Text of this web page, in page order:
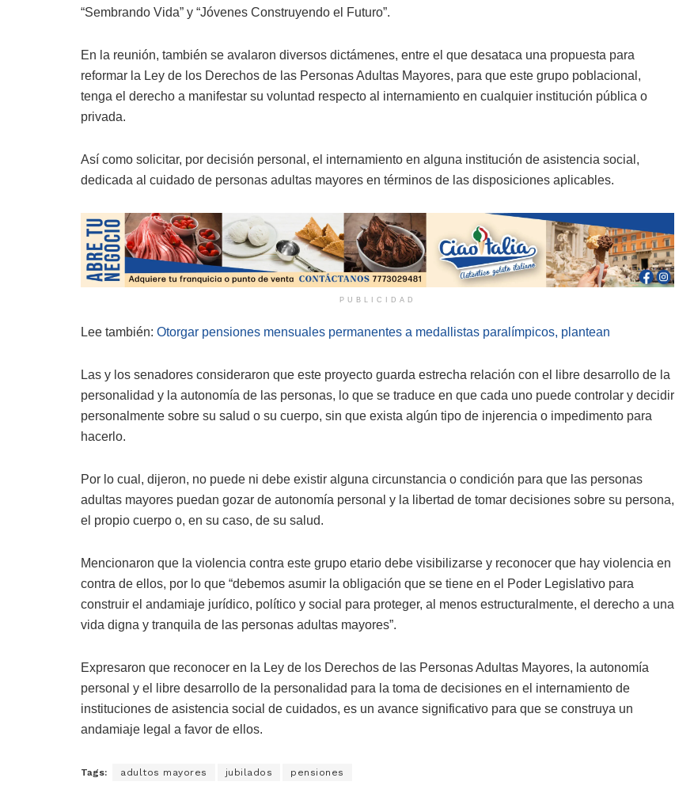
“Sembrando Vida” y “Jóvenes Construyendo el Futuro”.
En la reunión, también se avalaron diversos dictámenes, entre el que desataca una propuesta para
reformar la Ley de los Derechos de las Personas Adultas Mayores, para que este grupo poblacional,
tenga el derecho a manifestar su voluntad respecto al internamiento en cualquier institución pública o
privada.
Así como solicitar, por decisión personal, el internamiento en alguna institución de asistencia social,
dedicada al cuidado de personas adultas mayores en términos de las disposiciones aplicables.
PUBLICIDAD
Lee también: Otorgar pensiones mensuales permanentes a medallistas paralímpicos, plantean
Las y los senadores consideraron que este proyecto guarda estrecha relación con el libre desarrollo de la
personalidad y la autonomía de las personas, lo que se traduce en que cada uno puede controlar y decidir
personalmente sobre su salud o su cuerpo, sin que exista algún tipo de injerencia o impedimento para
hacerlo.
Por lo cual, dijeron, no puede ni debe existir alguna circunstancia o condición para que las personas
adultas mayores puedan gozar de autonomía personal y la libertad de tomar decisiones sobre su persona,
el propio cuerpo o, en su caso, de su salud.
Mencionaron que la violencia contra este grupo etario debe visibilizarse y reconocer que hay violencia en
contra de ellos, por lo que “debemos asumir la obligación que se tiene en el Poder Legislativo para
construir el andamiaje jurídico, político y social para proteger, al menos estructuralmente, el derecho a una
vida digna y tranquila de las personas adultas mayores”.
Expresaron que reconocer en la Ley de los Derechos de las Personas Adultas Mayores, la autonomía
personal y el libre desarrollo de la personalidad para la toma de decisiones en el internamiento de
instituciones de asistencia social de cuidados, es un avance significativo para que se construya un
andamiaje legal a favor de ellos.
Tags: adultos mayores jubilados pensiones